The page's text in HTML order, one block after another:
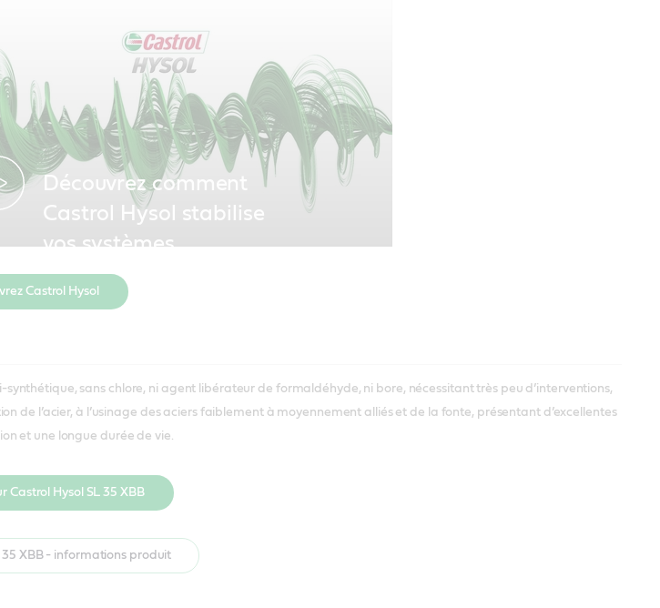
Découvrez comment
Castrol Hysol stabilise
vos systèmes
Castrol Hysol
synthétique, sans chlore, ni agent libérateur de formaldéhyde, ni bore, nécessitant très peu d’interventions,
de l’acier, à l’usinage des aciers faiblement à moyennement alliés et de la fonte, présentant d’excellentes
et une longue durée de vie.
Castrol Hysol SL 35 XBB
35 XBB - informations produit